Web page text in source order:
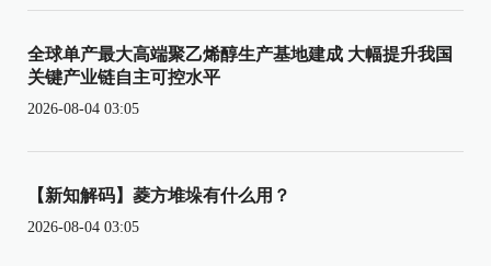
全球单产最大高端聚乙烯醇生产基地建成 大幅提升我国
关键产业链自主可控水平
2026-08-04 03:05
【新知解码】菱方堆垛有什么用？
2026-08-04 03:05